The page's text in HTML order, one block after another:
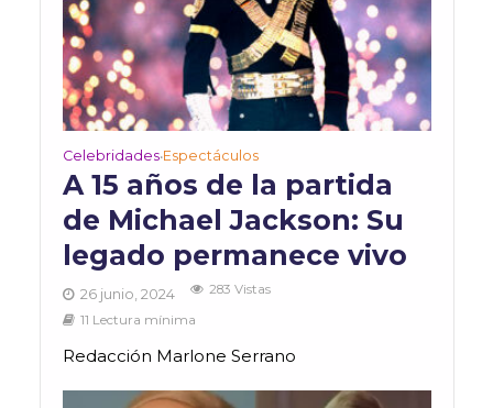
Celebridades•Espectáculos
A 15 años de la partida
de Michael Jackson: Su
legado permanece vivo
26 junio, 2024
283 Vistas
11 Lectura mínima
Redacción Marlone Serrano